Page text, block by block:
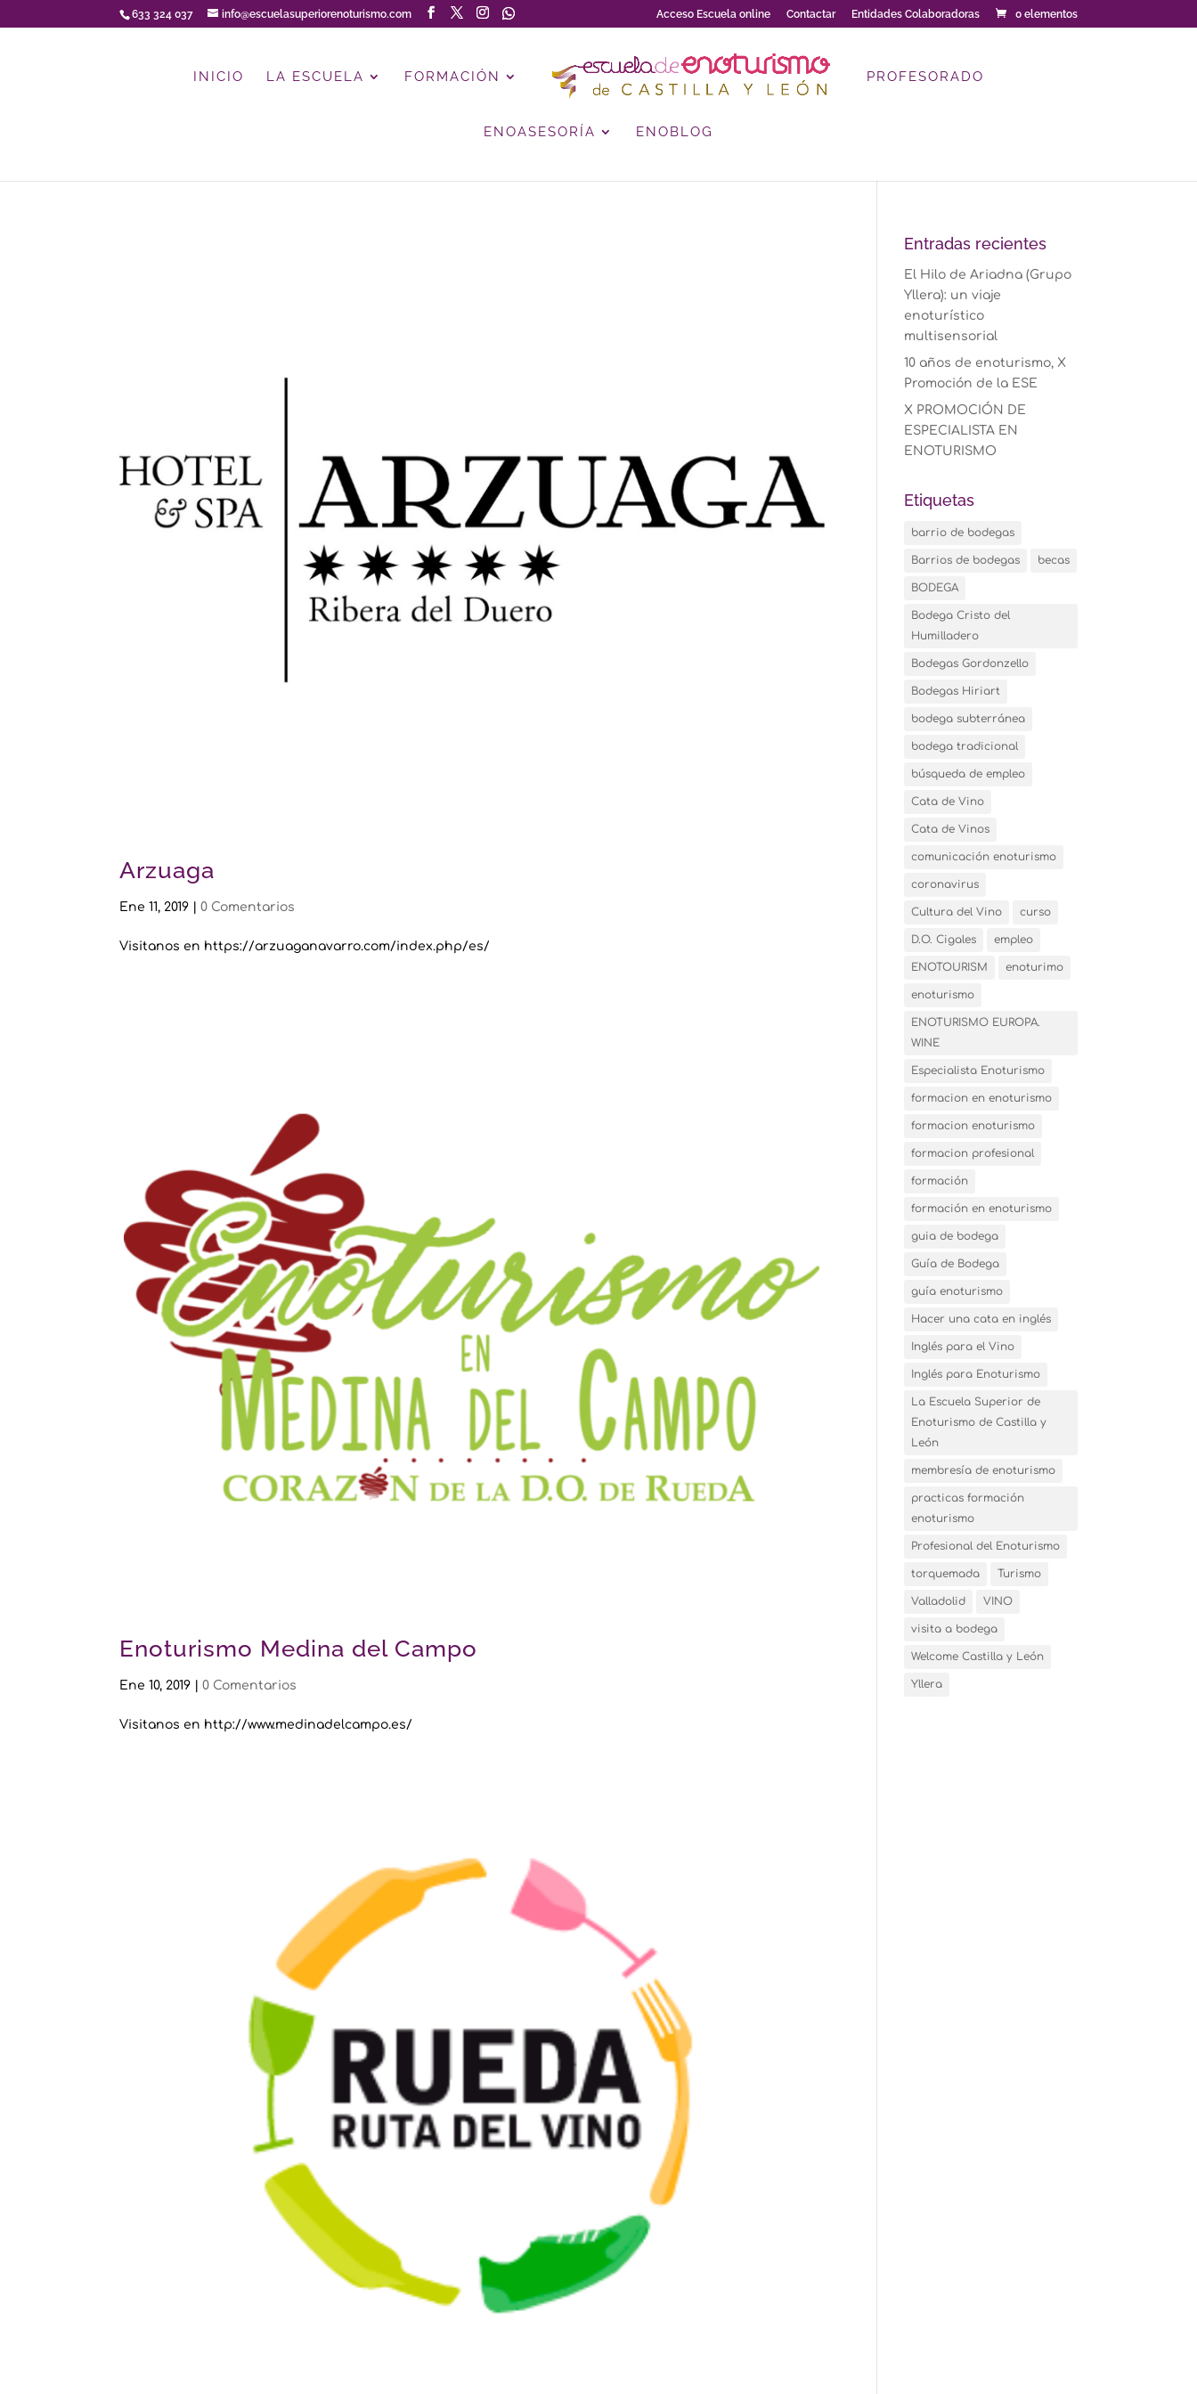
633 324 037 info@escuelasuperiorenoturismo.com Acceso Escuela online Contactar Entidades Colaboradoras 0 elementos
INICIO LA ESCUELA FORMACIÓN PROFESORADO
ENOASESORÍA ENOBLOG
Arzuaga
Ene 11, 2019 |0 Comentarios
Visitanos en https://arzuaganavarro.com/index.php/es/
Enoturismo Medina del Campo
Ene 10, 2019 |0 Comentarios
Visitanos en http://www.medinadelcampo.es/
Entradas recientes
El Hilo de Ariadna (Grupo
Yllera): un viaje
enoturístico
multisensorial
10 años de enoturismo, X
Promoción de la ESE
X PROMOCIÓN DE
ESPECIALISTA EN
ENOTURISMO
Etiquetas
barrio de bodegas
Barrios de bodegas becas
BODEGA
Bodega Cristo del
Humilladero
Bodegas Gordonzello
Bodegas Hiriart
bodega subterránea
bodega tradicional
búsqueda de empleo
Cata de Vino
Cata de Vinos
comunicación enoturismo
coronavirus
Cultura del Vino curso
D.O. Cigales empleo
ENOTOURISM enoturimo
enoturismo
ENOTURISMO EUROPA.
WINE
Especialista Enoturismo
formacion en enoturismo
formacion enoturismo
formacion profesional
formación
formación en enoturismo
guia de bodega
Guía de Bodega
guía enoturismo
Hacer una cata en inglés
Inglés para el Vino
Inglés para Enoturismo
La Escuela Superior de
Enoturismo de Castilla y
León
membresía de enoturismo
practicas formación
enoturismo
Profesional del Enoturismo
torquemada Turismo
Valladolid VINO
visita a bodega
Welcome Castilla y León
Yllera